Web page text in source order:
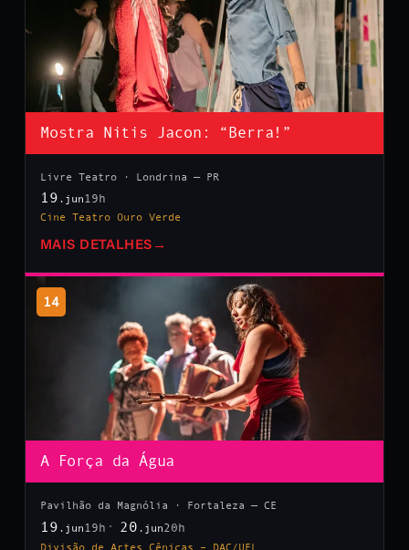
Mostra Nitis Jacon: “Berra!”
Livre Teatro · Londrina — PR
19 .jun 19h
Cine Teatro Ouro Verde
MAIS DETALHES →
14
A Força da Água
Pavilhão da Magnólia · Fortaleza — CE
19 .jun 19h 20 .jun20h
Divisão de Artes Cênicas – DAC/UEL